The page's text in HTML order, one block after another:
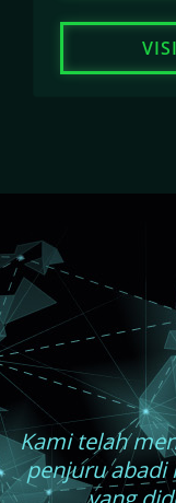
Kami telah
penjuru abadi